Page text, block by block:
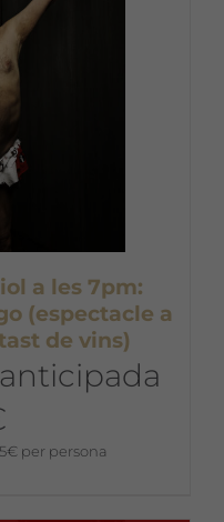
a les 7pm:
(espectacle a
de vins)
per persona